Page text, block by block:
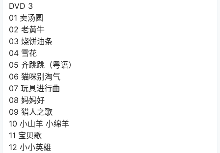
DVD 3
01 卖汤圆
02 老黄牛
03 烧饼油条
04 雪花
05 齐跳跳（粤语）
06 猫咪别淘气
07 玩具进行曲
08 妈妈好
09 猎人之歌
10 小山羊 小绵羊
11 宝贝歌
12 小小英雄